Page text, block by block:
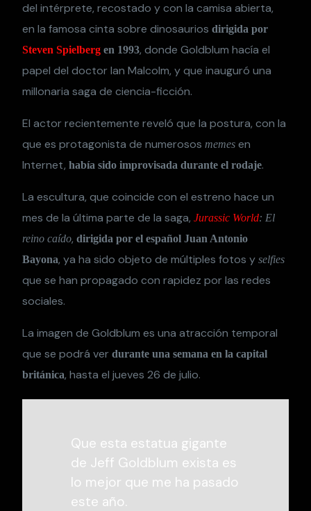
del intérprete, recostado y con la camisa abierta,
en la famosa cinta sobre dinosauriosdirigida por
Steven Spielberg en 1993, donde Goldblum hacía el
papel del doctor Ian Malcolm, y que inauguró una
millonaria saga de ciencia-ficción.
El actor recientemente reveló que la postura, con la
que es protagonista de numerososmemes en
Internet,había sido improvisada durante el rodaje.
La escultura, que coincide con el estreno hace un
mes de la última parte de la saga,Jurassic World: El
reino caído,dirigida por el español Juan Antonio
Bayona, ya ha sido objeto de múltiples fotos yselfies
que se han propagado con rapidez por las redes
sociales.
La imagen de Goldblum es una atracción temporal
que se podrá ver durante una semana en la capital
británica, hasta el jueves 26 de julio.
Que esta estatua gigante
de Jeff Goldblum exista es
lo mejor que me ha pasado
este año.